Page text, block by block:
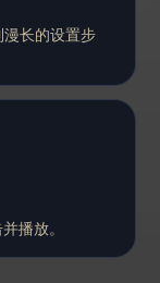
长的设置步
播放。